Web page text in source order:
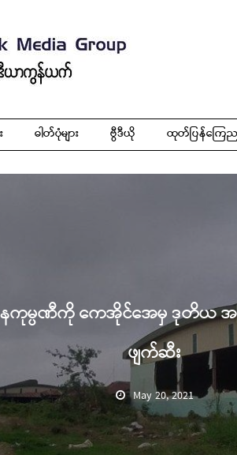
ဓါတ်ပုံများ ဗွီဒီယို ထုတ်ပြန်ကြေည
ကုမ္ပဏီကို ကေအိုင်အေမှ ဒုတိယ အ
ဖျက်ဆီး
May 20, 2021